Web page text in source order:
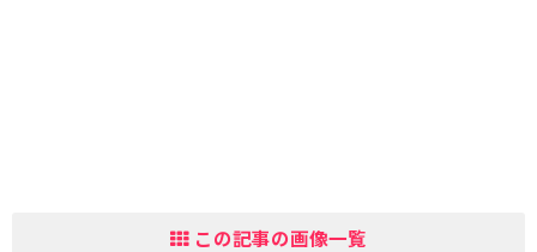
この記事の画像一覧